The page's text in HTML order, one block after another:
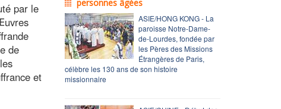
par le
de
et
personnes âgées
ASIE/HONG KONG - La
paroisse Notre-Dame-
de-Lourdes, fondée par
les Pères des Missions
Étrangères de Paris,
célèbre les 130 ans de son histoire
missionnaire